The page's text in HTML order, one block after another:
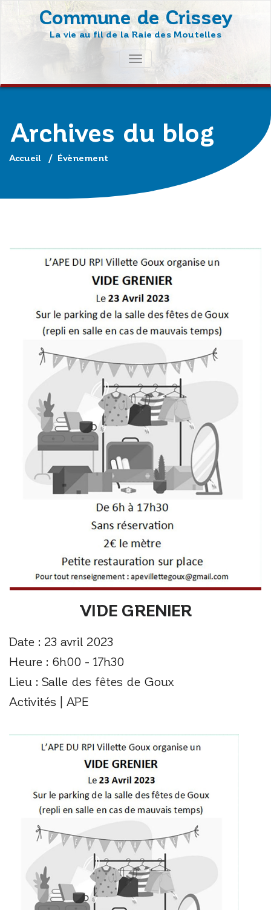
Commune de Crissey
La vie au fil de la Raie des Moutelles
AFFICHER/MASQUER
LA
NAVIGATION
Archives du blog
Accueil / Évènement
VIDE GRENIER
Date : 23 avril 2023
Heure : 6h00 - 17h30
Lieu : Salle des fêtes de Goux
Activités | APE